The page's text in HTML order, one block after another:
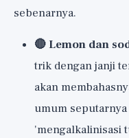
sebenarnya.
🔴 Lemon dan
trik dengan janji
akan
umum
'mengalkalinisasi